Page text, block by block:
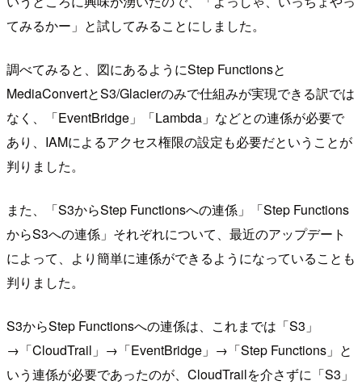
てみるかー」と試してみることにしました。
調べてみると、図にあるようにStep Functionsと
MediaConvertとS3/Glacierのみで仕組みが実現できる訳では
なく、「EventBridge」「Lambda」などとの連係が必要で
あり、IAMによるアクセス権限の設定も必要だということが
判りました。
また、「S3からStep Functionsへの連係」「Step Functions
からS3への連係」それぞれについて、最近のアップデート
によって、より簡単に連係ができるようになっていることも
判りました。
S3からStep Functionsへの連係は、これまでは「S3」
→「CloudTrail」→「EventBridge」→「Step Functions」と
いう連係が必要であったのが、CloudTrailを介さずに「S3」